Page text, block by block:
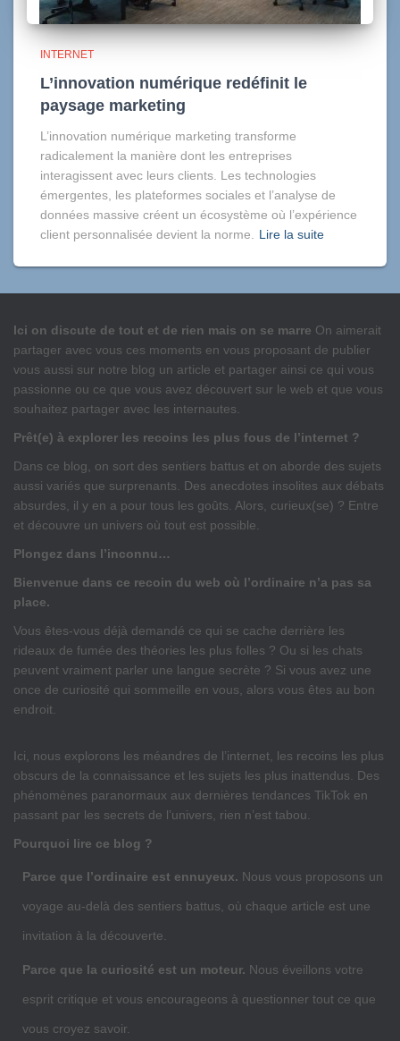
INTERNET
L’innovation numérique redéfinit le
paysage marketing
L’innovation numérique marketing transforme
radicalement la manière dont les entreprises
interagissent avec leurs clients. Les technologies
émergentes, les plateformes sociales et l’analyse de
données massive créent un écosystème où l’expérience
client personnalisée devient la norme.
Lire la suite
Ici on discute de tout et de rien mais on se marre On aimerait
partager avec vous ces moments en vous proposant de publier
vous aussi sur notre blog un article et partager ainsi ce qui vous
passionne ou ce que vous avez découvert sur le web et que vous
souhaitez partager avec les internautes.
Prêt(e) à explorer les recoins les plus fous de l’internet ?
Dans ce blog, on sort des sentiers battus et on aborde des sujets
aussi variés que surprenants. Des anecdotes insolites aux débats
absurdes, il y en a pour tous les goûts. Alors, curieux(se) ? Entre
et découvre un univers où tout est possible.
Plongez dans l’inconnu…
Bienvenue dans ce recoin du web où l’ordinaire n’a pas sa
place.
Vous êtes-vous déjà demandé ce qui se cache derrière les
rideaux de fumée des théories les plus folles ? Ou si les chats
peuvent vraiment parler une langue secrète ? Si vous avez une
once de curiosité qui sommeille en vous, alors vous êtes au bon
endroit.
Ici, nous explorons les méandres de l’internet, les recoins les plus
obscurs de la connaissance et les sujets les plus inattendus. Des
phénomènes paranormaux aux dernières tendances TikTok en
passant par les secrets de l’univers, rien n’est tabou.
Pourquoi lire ce blog ?
Parce que l’ordinaire est ennuyeux. Nous vous proposons un
voyage au-delà des sentiers battus, où chaque article est une
invitation à la découverte.
Parce que la curiosité est un moteur. Nous éveillons votre
esprit critique et vous encourageons à questionner tout ce que
vous croyez savoir.